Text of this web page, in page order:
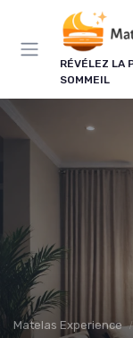
RÉVÉLEZ LA
SOMMEIL
Matelas Experience
LE
Mieux
Une à deux
Panneau de